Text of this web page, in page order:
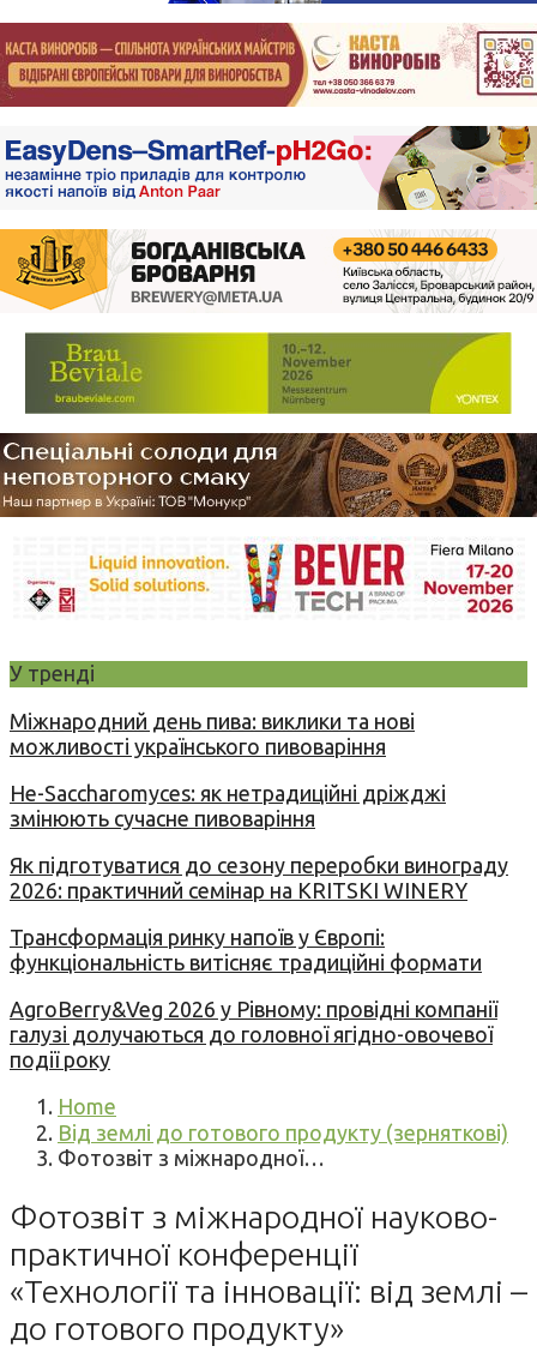
У тренді
Міжнародний день пива: виклики та нові
можливості українського пивоваріння
Не-Saccharomyces: як нетрадиційні дріжджі
змінюють сучасне пивоваріння
Як підготуватися до сезону переробки винограду
2026: практичний семінар на KRITSKI WINERY
Трансформація ринку напоїв у Європі:
функціональність витісняє традиційні формати
AgroBerry&Veg 2026 у Рівному: провідні компанії
галузі долучаються до головної ягідно-овочевої
події року
Home
Від землі до готового продукту (зерняткові)
Фотозвіт з міжнародної…
Фотозвіт з міжнародної науково-
практичної конференції
«Технології та інновації: від землі –
до готового продукту»